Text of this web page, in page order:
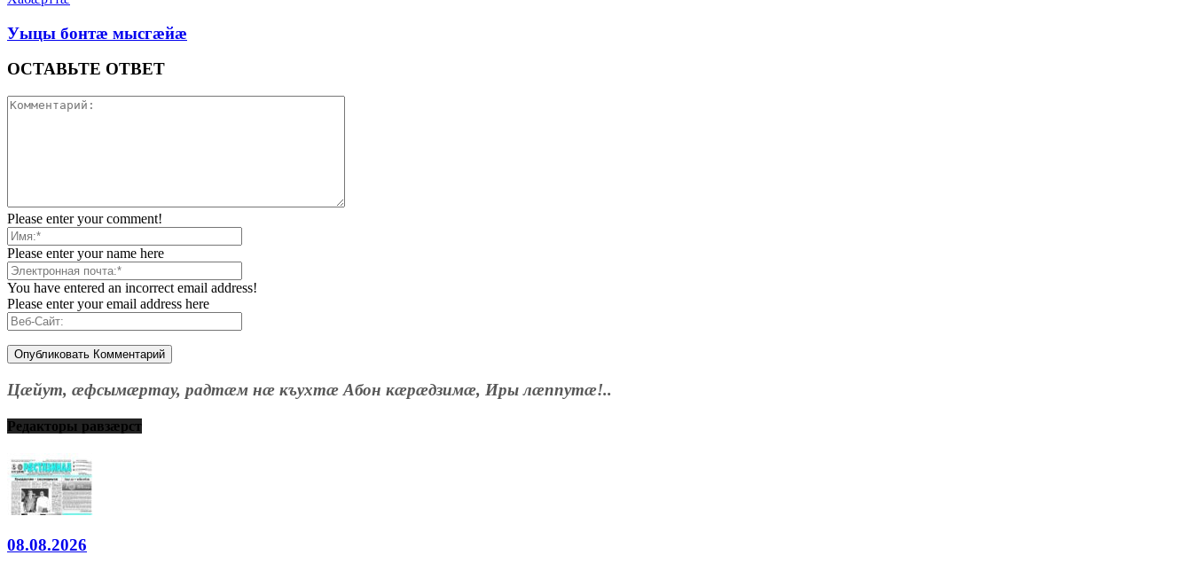
Уыцы бонтæ мысгæйæ
ОСТАВЬТЕ ОТВЕТ
Please enter your comment!
Please enter your name here
You have entered an incorrect email address!
Please enter your email address here
Цæйут, æфсымæртау, радтæм нæ къухтæ Абон кæрæдзимæ, Иры лæппутæ!..
Редакторы равзæрст
08.08.2026